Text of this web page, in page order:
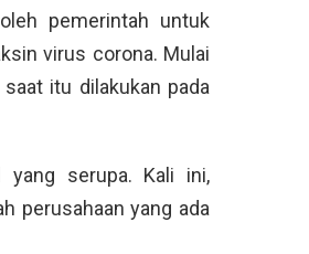
pemerintah untuk
virus corona. Mulai
itu dilakukan pada
yang serupa. Kali ini,
perusahaan yang ada